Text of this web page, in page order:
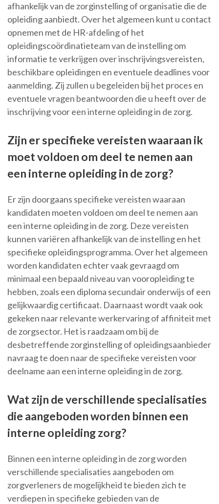
afhankelijk van de zorginstelling of organisatie die de
opleiding aanbiedt. Over het algemeen kunt u contact
opnemen met de HR-afdeling of het
opleidingscoördinatieteam van de instelling om
informatie te verkrijgen over inschrijvingsvereisten,
beschikbare opleidingen en eventuele deadlines voor
aanmelding. Zij zullen u begeleiden bij het proces en
eventuele vragen beantwoorden die u heeft over de
inschrijving voor een interne opleiding in de zorg.
Zijn er specifieke vereisten waaraan ik
moet voldoen om deel te nemen aan
een interne opleiding in de zorg?
Er zijn doorgaans specifieke vereisten waaraan
kandidaten moeten voldoen om deel te nemen aan
een interne opleiding in de zorg. Deze vereisten
kunnen variëren afhankelijk van de instelling en het
specifieke opleidingsprogramma. Over het algemeen
worden kandidaten echter vaak gevraagd om
minimaal een bepaald niveau van vooropleiding te
hebben, zoals een diploma secundair onderwijs of een
gelijkwaardig certificaat. Daarnaast wordt vaak ook
gekeken naar relevante werkervaring of affiniteit met
de zorgsector. Het is raadzaam om bij de
desbetreffende zorginstelling of opleidingsaanbieder
navraag te doen naar de specifieke vereisten voor
deelname aan een interne opleiding in de zorg.
Wat zijn de verschillende specialisaties
die aangeboden worden binnen een
interne opleiding zorg?
Binnen een interne opleiding in de zorg worden
verschillende specialisaties aangeboden om
zorgverleners de mogelijkheid te bieden zich te
verdiepen in specifieke gebieden van de